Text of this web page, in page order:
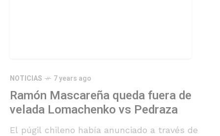
NOTICIAS 7 years ago
Ramón Mascareña queda fuera de
velada Lomachenko vs Pedraza
El púgil chileno había anunciado a través de